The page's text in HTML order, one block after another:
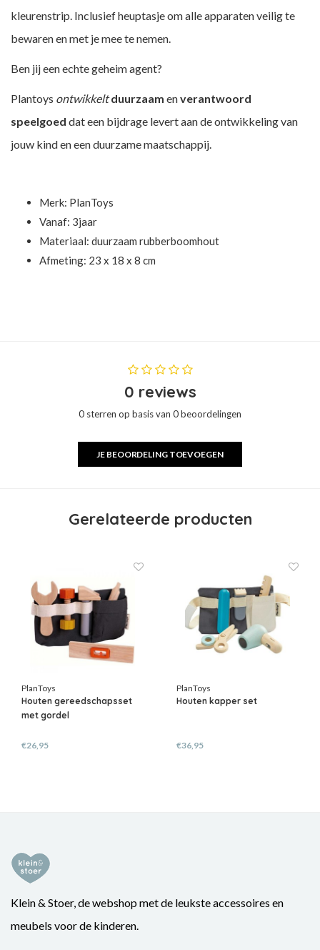
kleurenstrip. Inclusief heuptasje om alle apparaten veilig te
bewaren en met je mee te nemen.
Ben jij een echte geheim agent?
Plantoys ontwikkelt duurzaam enverantwoord
speelgoed dat een bijdrage levert aan de ontwikkeling van
jouw kind en een duurzame maatschappij.
Merk: PlanToys
Vanaf: 3jaar
Materiaal: duurzaam rubberboomhout
Afmeting: 23 x 18 x 8 cm
0 reviews
0 sterren op basis van 0 beoordelingen
JE BEOORDELING TOEVOEGEN
Gerelateerde producten
PlanToys
Houten gereedschapsset
met gordel
€26,95
PlanToys
Houten kapper set
€36,95
Klein & Stoer, de webshop met de leukste accessoires en
meubels voor de kinderen.